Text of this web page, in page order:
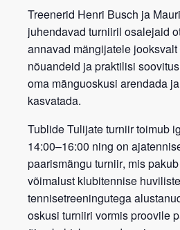
Treenerid Henri Busch ja
juhendavad turniiril osalejaid
annavad mängijatele jooksvalt
nõuandeid ja praktilisi
oma mänguoskusi arendada
kasvatada.
Tublide Tulijate turniirtoimub
14:00–16:00 ning on
paarismängu turniir, mis
võimalust klubitennise
tennisetreeningutega
oskusi turniiri vormis proovile